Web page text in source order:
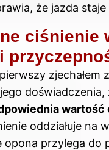
że jazda
ciśnienie
zjechałem
doświadczenia,
wartość
oddziałuje na
opona przylega do